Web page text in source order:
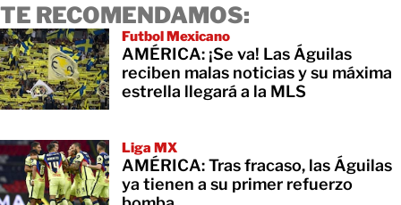
TE RECOMENDAMOS:
Futbol Mexicano
AMÉRICA: ¡Se va! Las Águilas
reciben malas noticias y su máxima
estrella llegará a la MLS
Liga MX
AMÉRICA: Tras fracaso, las Águilas
ya tienen a su primer refuerzo